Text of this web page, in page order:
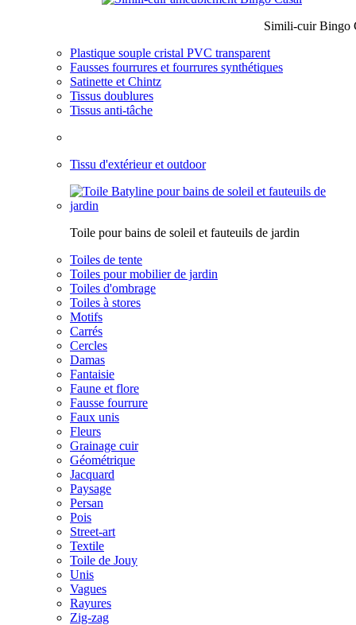
Simili-cuir Bingo
Plastique souple cristal PVC transparent
Fausses fourrures et fourrures synthétiques
Satinette et Chintz
Tissus doublures
Tissus anti-tâche
Tissu d'extérieur et outdoor
Toile pour bains de soleil et fauteuils de jardin
Toiles de tente
Toiles pour mobilier de jardin
Toiles d'ombrage
Toiles à stores
Motifs
Carrés
Cercles
Damas
Fantaisie
Faune et flore
Fausse fourrure
Faux unis
Fleurs
Grainage cuir
Géométrique
Jacquard
Paysage
Persan
Pois
Street-art
Textile
Toile de Jouy
Unis
Vagues
Rayures
Zig-zag